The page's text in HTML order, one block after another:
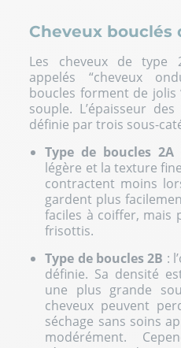
Cheveux bouclés
Les cheveux de type
appelés “cheveux
boucles forment de jolis
souple. L’épaisseur
définie par trois sous-
Type de boucles 2A
légère et la texture
contractent moins
gardent plus
faciles à coiffer, mais
frisottis.
Type de boucles 2B :
définie. Sa densité
une plus grande
cheveux peuvent
séchage sans soins
modérément.